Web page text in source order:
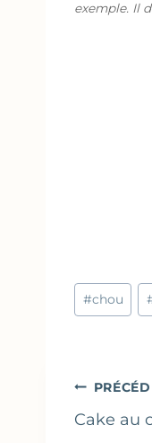
exemple. Il
de
#chou
de
Cake au